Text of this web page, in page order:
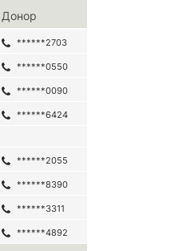
Донор
******2703
******0550
******0090
******6424
******2055
******8390
******3311
******4892